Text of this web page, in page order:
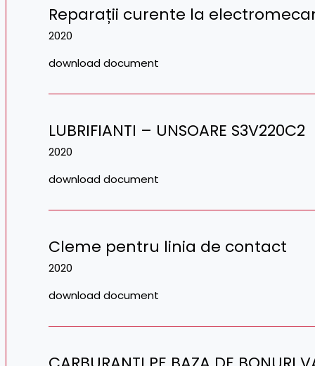
Reparații curente la
2020
download document
LUBRIFIANTI – UNSOARE S3V220C2
2020
download document
Cleme pentru linia de contact
2020
download document